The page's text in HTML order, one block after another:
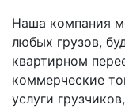
Наша компания
любых грузов,
квартирном
коммерческие
услуги